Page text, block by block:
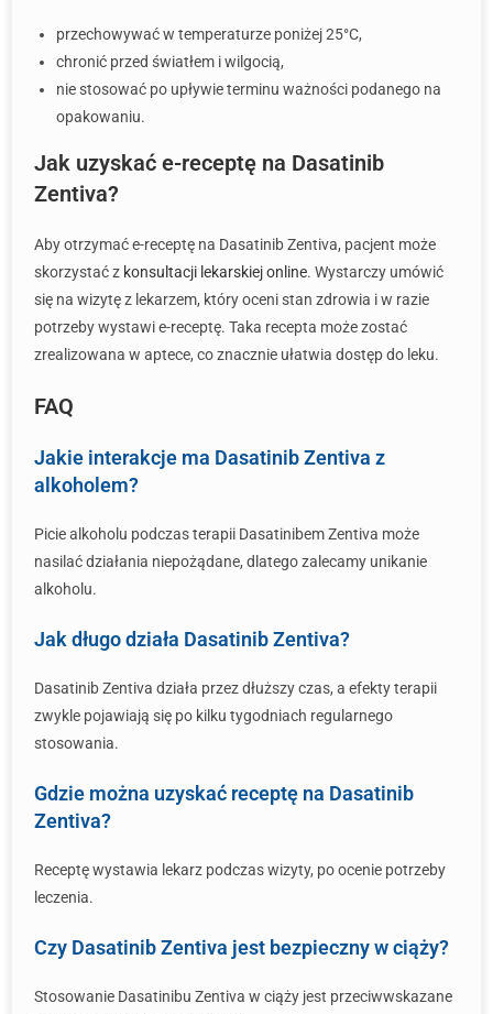
przechowywać w temperaturze poniżej 25°C,
chronić przed światłem i wilgocią,
nie stosować po upływie terminu ważności podanego na
opakowaniu.
Jak uzyskać e-receptę na Dasatinib
Zentiva?
Aby otrzymać e-receptę na Dasatinib Zentiva, pacjent może
skorzystać z konsultacji lekarskiej online. Wystarczy umówić
się na wizytę z lekarzem, który oceni stan zdrowia i w razie
potrzeby wystawi e-receptę. Taka recepta może zostać
zrealizowana w aptece, co znacznie ułatwia dostęp do leku.
FAQ
Jakie interakcje ma Dasatinib Zentiva z
alkoholem?
Picie alkoholu podczas terapii Dasatinibem Zentiva może
nasilać działania niepożądane, dlatego zalecamy unikanie
alkoholu.
Jak długo działa Dasatinib Zentiva?
Dasatinib Zentiva działa przez dłuższy czas, a efekty terapii
zwykle pojawiają się po kilku tygodniach regularnego
stosowania.
Gdzie można uzyskać receptę na Dasatinib
Zentiva?
Receptę wystawia lekarz podczas wizyty, po ocenie potrzeby
leczenia.
Czy Dasatinib Zentiva jest bezpieczny w ciąży?
Stosowanie Dasatinibu Zentiva w ciąży jest przeciwwskazane